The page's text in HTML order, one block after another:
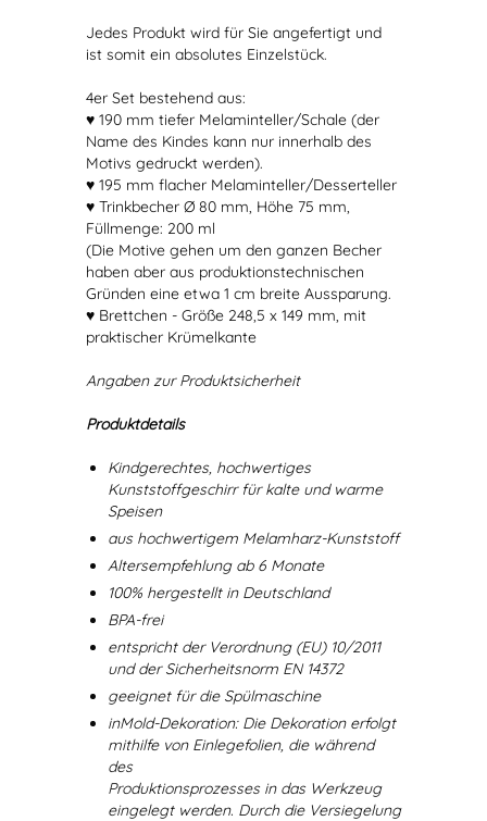
Jedes Produkt wird für Sie angefertigt und
ist somit ein absolutes Einzelstück.
4er Set bestehend aus:
♥ 190 mm tiefer Melaminteller/Schale (der
Name des Kindes kann nur innerhalb des
Motivs gedruckt werden).
♥ 195 mm flacher Melaminteller/Desserteller
♥ Trinkbecher Ø 80 mm, Höhe 75 mm,
Füllmenge: 200 ml
(Die Motive gehen um den ganzen Becher
haben aber aus produktionstechnischen
Gründen eine etwa 1 cm breite Aussparung.
♥ Brettchen - Größe 248,5 x 149 mm, mit
praktischer Krümelkante
Angaben zur Produktsicherheit
Produktdetails
Kindgerechtes, hochwertiges
Kunststoffgeschirr für kalte und warme
Speisen
aus hochwertigem Melamharz-Kunststoff
Altersempfehlung ab 6 Monate
100% hergestellt in Deutschland
BPA-frei
entspricht der Verordnung (EU) 10/2011
und der Sicherheitsnorm EN 14372
geeignet für die Spülmaschine
inMold-Dekoration: Die Dekoration erfolgt
mithilfe von Einlegefolien, die während
des
Produktionsprozesses in das Werkzeug
eingelegt werden. Durch die Versiegelung